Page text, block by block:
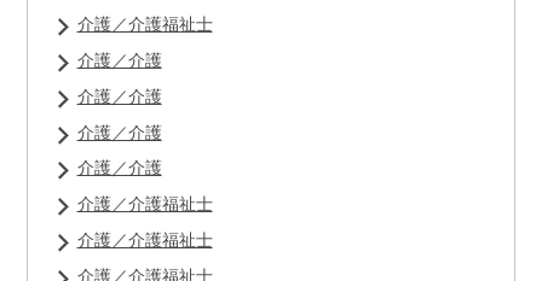
介護／介護福祉士
介護／介護
介護／介護
介護／介護
介護／介護
介護／介護福祉士
介護／介護福祉士
介護／介護福祉士